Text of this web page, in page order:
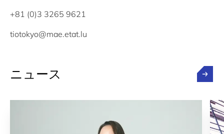
+81 (0)3 3265 9621
tiotokyo@mae.etat.lu
ニュース